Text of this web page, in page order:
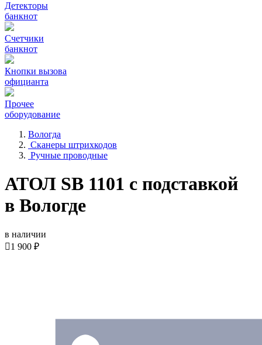
Детекторы
банкнот
Счетчики
банкнот
Кнопки вызова
официанта
Прочее
оборудование
Вологда
Сканеры штрихкодов
Ручные проводные
АТОЛ SB 1101 с подставкой
в Вологде
в наличии
1 900 ₽